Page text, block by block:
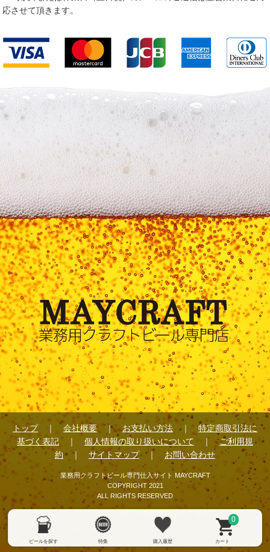
0
ビールを探す 特集 購入履歴 カート
応させて頂きます。
トップ｜ 会社概要 ｜お支払い方法 ｜ 特定商取引法に
基づく表記 ｜ 個人情報の取り扱いについて ｜ご利用規
約｜ サイトマップ｜お問い合わせ
業務用クラフトビール専門仕入サイト MAYCRAFT
COPYRIGHT 2021
ALL RIGHTS RESERVED